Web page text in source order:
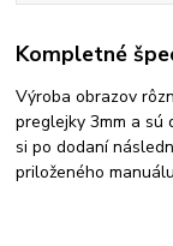
Kompletné
Výroba obrazov
preglejky 3mm a sú
si po dodaní
priloženého